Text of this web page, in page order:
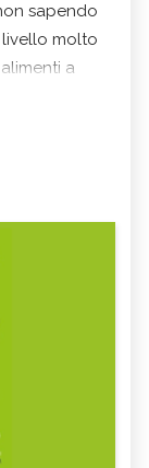
sapendo
molto
a
sensato,
da
attività
il fumo e
i dosaggi e
con il
Cinzia
-